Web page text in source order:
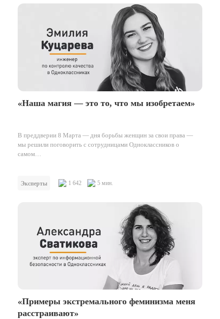
«Наша магия — это то, что мы изобретаем»
В преддверии 8 Марта — дня борьбы женщин за свои права —
мы решили поговорить с сотрудницами Одноклассников о
самом…
Эксперты 1 642 5 мин.
«Примеры экстремального феминизма меня
расстраивают»